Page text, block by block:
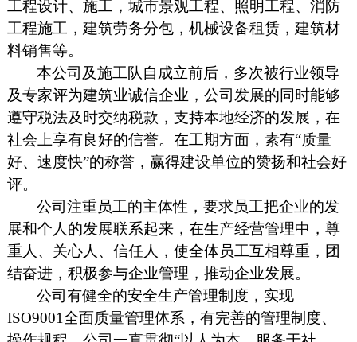
工程设计、施工，城市景观工程、照明工程、消防
工程施工，建筑劳务分包，机械设备租赁，建筑材
料销售等。
本公司及施工队自成立前后，多次被行业领导
及专家评为建筑业诚信企业，公司发展的同时能够
遵守税法及时交纳税款，支持本地经济的发展，在
社会上享有良好的信誉。在工期方面，素有“质量
好、速度快”的称誉，赢得建设单位的赞扬和社会好
评。
公司注重员工的主体性，要求员工把企业的发
展和个人的发展联系起来，在生产经营管理中，尊
重人、关心人、信任人，使全体员工互相尊重，团
结奋进，积极参与企业管理，推动企业发展。
公司有健全的安全生产管理制度，实现
ISO9001全面质量管理体系，有完善的管理制度、